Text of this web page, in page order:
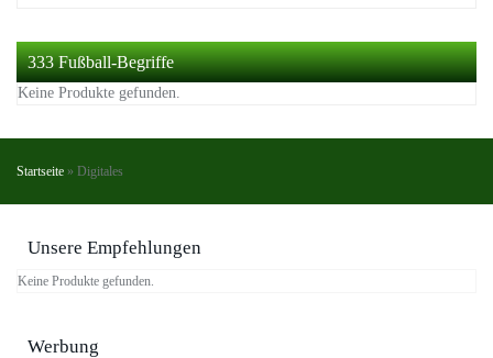
333 Fußball-Begriffe
Keine Produkte gefunden.
Startseite » Digitales
Unsere Empfehlungen
Keine Produkte gefunden.
Werbung